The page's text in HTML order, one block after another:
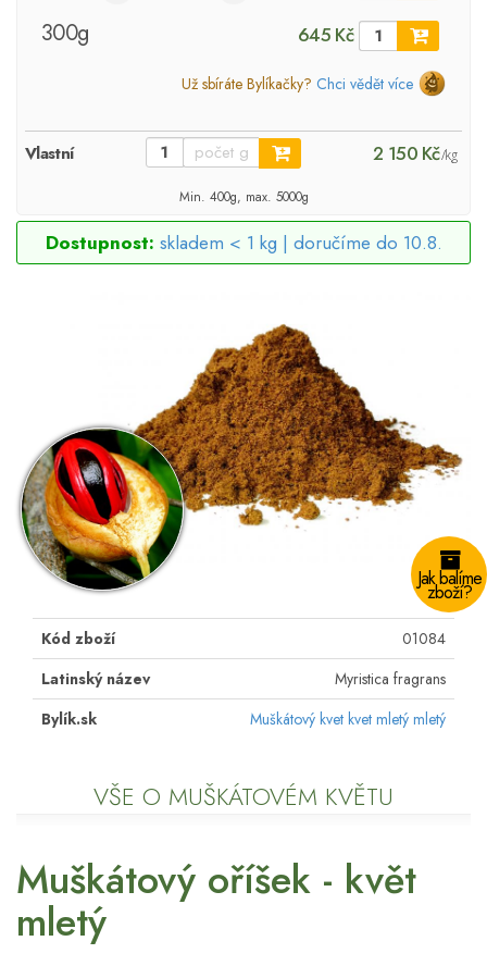
300g 645 Kč
Už sbíráte Bylíkačky? Chci vědět více
Vlastní 2 150 Kč/kg
Min. 400g, max. 5000g
Dostupnost: skladem < 1 kg | doručíme do 10.8.
Jak balíme
zboží?
Kód zboží
01084
Latinský název
Myristica fragrans
Bylík.sk
Muškátový kvet kvet mletý mletý
VŠE O MUŠKÁTOVÉM KVĚTU
Muškátový oříšek - květ
mletý